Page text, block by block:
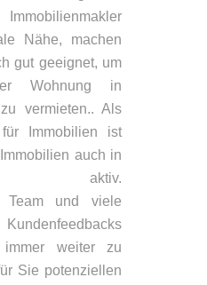
Immobilienmakler
Nähe, machen
gut geeignet, um
Wohnung in
vermieten.. Als
Immobilien ist
auch in
aktiv.
Team und viele
weiter zu
Sie potenziellen